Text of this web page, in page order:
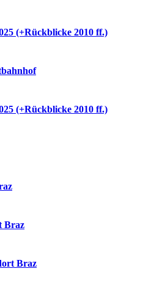
(+Rückblicke 2010 ff.)
(+Rückblicke 2010 ff.)
Braz
Braz